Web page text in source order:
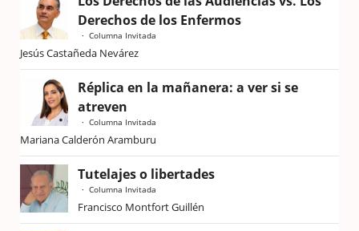
Derechos de los Enfermos
Columna Invitada
Jesús Castañeda Nevárez
Réplica en la mañanera: a ver si se
atreven
Columna Invitada
Mariana Calderón Aramburu
Tutelajes o libertades
Columna Invitada
Francisco Montfort Guillén